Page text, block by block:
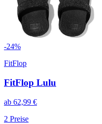
-24%
FitFlop
FitFlop Lulu
ab 62,99 €
2 Preise